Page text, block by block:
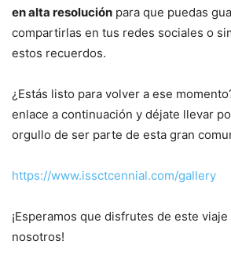
en alta resolución para que puedas
compartirlas en tus redes sociales o
estos recuerdos.
¿Estás listo para volver a ese
enlace a continuación y déjate llevar
orgullo de ser parte de esta gran
https://www.issctcennial.com/gallery
¡Esperamos que disfrutes de este
nosotros!